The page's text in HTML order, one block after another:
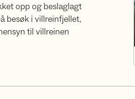
opp og beslaglagt
besøk i villreinfjellet,
til villreinen